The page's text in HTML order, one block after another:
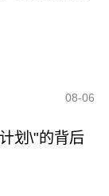
08-06
划\"的背后